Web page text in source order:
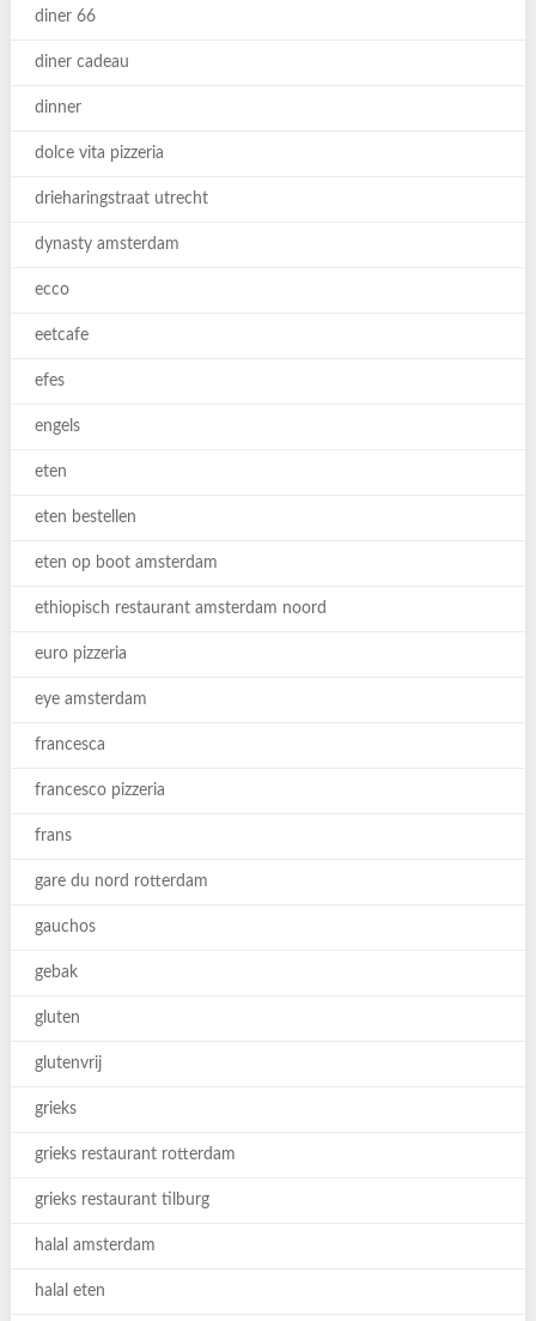
diner 66
diner cadeau
dinner
dolce vita pizzeria
drieharingstraat utrecht
dynasty amsterdam
ecco
eetcafe
efes
engels
eten
eten bestellen
eten op boot amsterdam
ethiopisch restaurant amsterdam noord
euro pizzeria
eye amsterdam
francesca
francesco pizzeria
frans
gare du nord rotterdam
gauchos
gebak
gluten
glutenvrij
grieks
grieks restaurant rotterdam
grieks restaurant tilburg
halal amsterdam
halal eten